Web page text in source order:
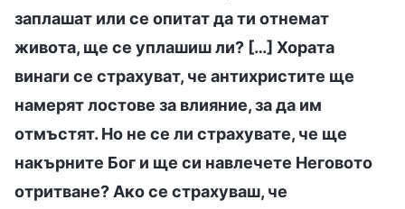
заплашат или се опитат да ти отнемат
живота, ще се уплашиш ли? […] Хората
винаги се страхуват, че антихристите ще
намерят лостове за влияние, за да им
отмъстят. Но не се ли страхувате, че ще
накърните Бог и ще си навлечете Неговото
отритване? Ако се страхуваш, че